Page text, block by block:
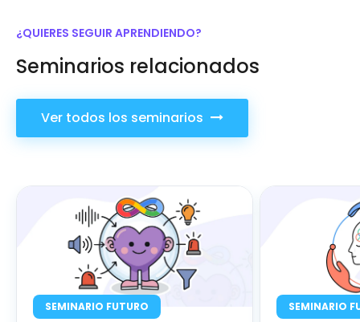
¿QUIERES SEGUIR APRENDIENDO?
Seminarios relacionados
Ver todos los seminarios
SEMINARIO FUTURO SEMINARIO